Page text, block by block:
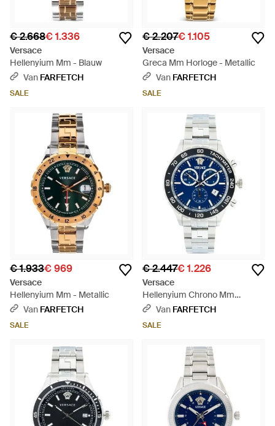
€ 2.668€ 1.336
Versace
Hellenyium Mm - Blauw
Van FARFETCH
SALE
€ 2.207€ 1.105
Versace
Greca Mm Horloge - Metallic
Van FARFETCH
SALE
€ 1.933€ 969
Versace
Hellenyium Mm - Metallic
Van FARFETCH
SALE
€ 2.447€ 1.226
Versace
Hellenyium Chrono Mm
Horloge - Blauw
Van FARFETCH
SALE